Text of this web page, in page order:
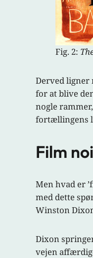
Fig. 2:
Derved ligner
for at blive
nogle
fortællingens
Film
Men hvad er
med dette
Winston
Dixon
vejen